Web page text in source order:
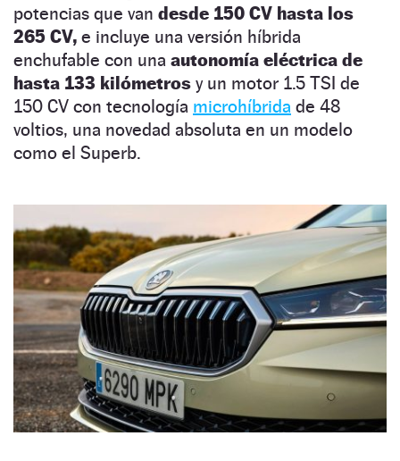
potencias que van desde 150 CV hasta los
265 CV, e incluye una versión híbrida
enchufable con una autonomía eléctrica de
hasta 133 kilómetros y un motor 1.5 TSI de
150 CV con tecnología microhíbrida de 48
voltios, una novedad absoluta en un modelo
como el Superb.